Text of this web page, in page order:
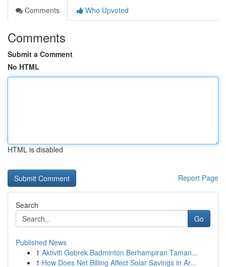
Comments
Who Upvoted
Comments
Submit a Comment
No HTML
HTML is disabled
Report Page
Search
Go
Published News
1 Aktiviti Gebrek Badminton Berhampiran Taman...
1 How Does Net Billing Affect Solar Savings in Ar...